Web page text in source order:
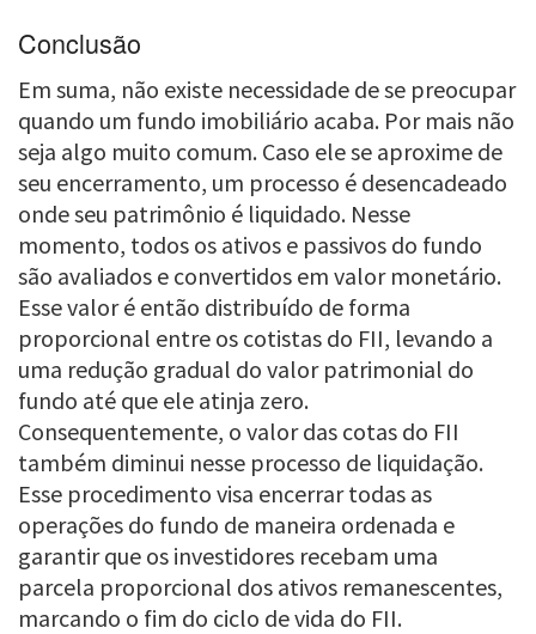
Conclusão
Em suma, não existe necessidade de se preocupar
quando um fundo imobiliário acaba. Por mais não
seja algo muito comum. Caso ele se aproxime de
seu encerramento, um processo é desencadeado
onde seu patrimônio é liquidado. Nesse
momento, todos os ativos e passivos do fundo
são avaliados e convertidos em valor monetário.
Esse valor é então distribuído de forma
proporcional entre os cotistas do FII, levando a
uma redução gradual do valor patrimonial do
fundo até que ele atinja zero.
Consequentemente, o valor das cotas do FII
também diminui nesse processo de liquidação.
Esse procedimento visa encerrar todas as
operações do fundo de maneira ordenada e
garantir que os investidores recebam uma
parcela proporcional dos ativos remanescentes,
marcando o fim do ciclo de vida do FII.